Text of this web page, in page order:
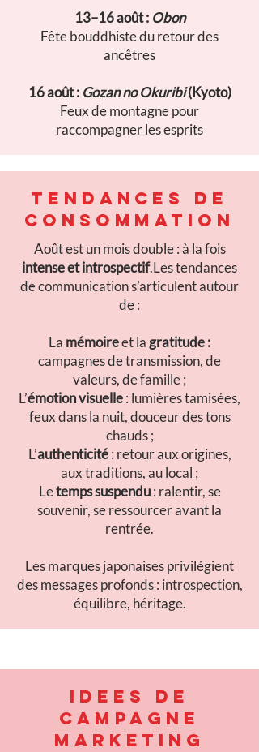
13–16 août : Obon
Fête bouddhiste du retour des
ancêtres
16 août : Gozan no Okuribi(Kyoto)
Feux de montagne pour
raccompagner les esprits
TENDANCES DE
CONSOMMATION
Août est un mois double : à la fois
intense et introspectif.Les tendances
de communication s’articulent autour
de :
La mémoireet la gratitude :
campagnes de transmission, de
valeurs, de famille ;
L’émotion visuelle: lumières tamisées,
feux dans la nuit, douceur des tons
chauds ;
L’authenticité: retour aux origines,
aux traditions, au local ;
Letemps suspendu: ralentir, se
souvenir, se ressourcer avant la
rentrée.
Les marques japonaises privilégient
des messages profonds : introspection,
équilibre, héritage.
IDEES DE
CAMPAGNE
MARKETING